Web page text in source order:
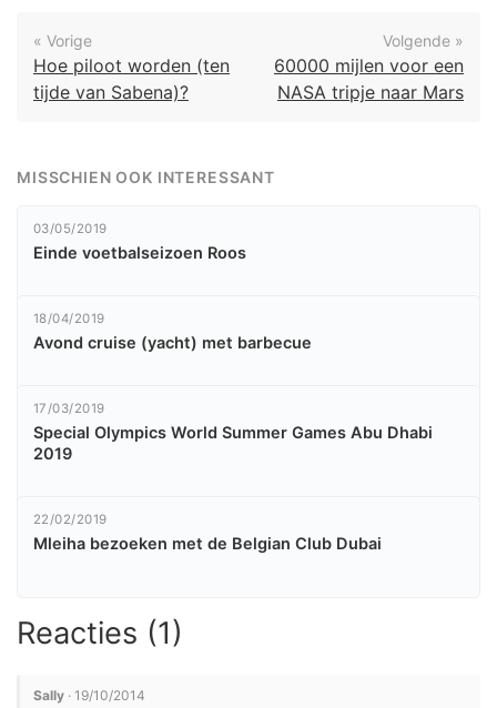
« Vorige
Hoe piloot worden (ten
tijde van Sabena)?
Volgende »
60000 mijlen voor een
NASA tripje naar Mars
MISSCHIEN OOK INTERESSANT
03/05/2019
Einde voetbalseizoen Roos
18/04/2019
Avond cruise (yacht) met barbecue
17/03/2019
Special Olympics World Summer Games Abu Dhabi
2019
22/02/2019
Mleiha bezoeken met de Belgian Club Dubai
Reacties (1)
Sally · 19/10/2014